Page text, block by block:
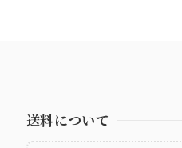
送料について